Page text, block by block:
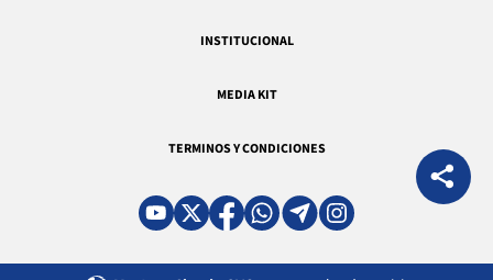
INSTITUCIONAL
MEDIA KIT
TERMINOS Y CONDICIONES